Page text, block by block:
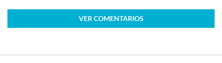
VER COMENTARIOS